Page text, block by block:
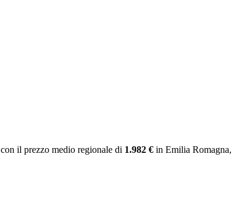
con il prezzo medio regionale di 1.982 € in Emilia Romagna,